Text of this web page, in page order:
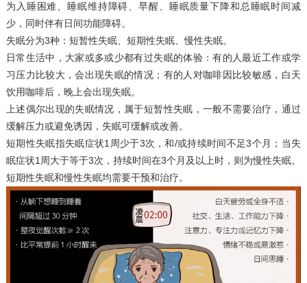
为入睡困难、睡眠维持障碍、早醒、睡眠质量下降和总睡眠时间减
少，同时伴有日间功能障碍。
失眠分为3种：短暂性失眠、短期性失眠、慢性失眠。
日常生活中，大家或多或少都有过失眠的体验：有的人最近工作或学
习压力比较大，会出现失眠的情况；有的人对咖啡因比较敏感，白天
饮用咖啡后，晚上会出现失眠。
上述偶尔出现的失眠情况，属于短暂性失眠，一般不需要治疗，通过
缓解压力或避免诱因，失眠可缓解或改善。
短期性失眠指失眠症状1周少于3次，和/或持续时间不足3个月；当失
眠症状1周大于等于3次，持续时间在3个月及以上时，则为慢性失眠。
短期性失眠和慢性失眠均需要干预和治疗。